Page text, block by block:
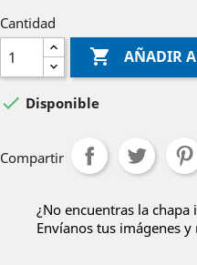
Cantidad
 AÑADIR
 Disponible
Compartir
¿No encuentras la
Envíanos tus imágenes